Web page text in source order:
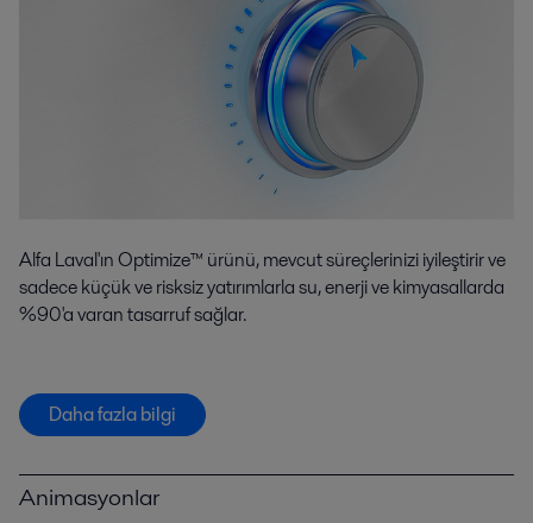
Alfa Laval'ın Optimize™ ürünü, mevcut süreçlerinizi iyileştirir ve
sadece küçük ve risksiz yatırımlarla su, enerji ve kimyasallarda
%90'a varan tasarruf sağlar.
Daha fazla bilgi
Animasyonlar